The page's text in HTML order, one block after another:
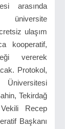
arasında
üniversite
ulaşım
kooperatif,
vererek
Protokol,
Tekirdağ
Recep
Başkanı